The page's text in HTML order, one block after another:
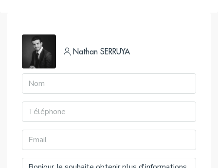
2 sanitaires
Très bon état d’usage
Accès
Réaumur – Montmartre (Ligne 85, Ligne 74, Ligne 20,
39, Ligne N16, Ligne N15), Bourse (Ligne 29), Grands
Boulevards (Ligne 32)
Nathan SERRUYA